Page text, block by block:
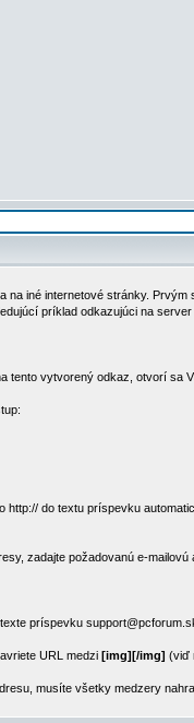
na iné internetové stránky. Prvým
príklad odkazujúci na
tento vytvorený odkaz, otvorí sa
do textu príspevku
zadajte požadovanú e-mailovú
príspevku
URL medzi [img][/img] (viď
musíte všetky medzery